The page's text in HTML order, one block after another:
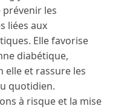
les
liées aux
Elle favorise
diabétique,
elle et rassure les
quotidien.
à risque et la mise